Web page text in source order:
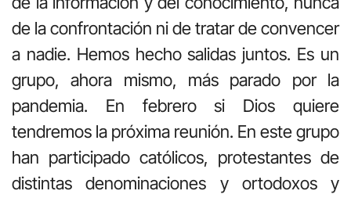
de la confrontación ni de tratar de convencer
a nadie. Hemos hecho salidas juntos. Es un
grupo, ahora mismo, más parado por la
pandemia. En febrero si Dios quiere
tendremos la próxima reunión. En este grupo
han participado católicos, protestantes de
distintas denominaciones y ortodoxos y